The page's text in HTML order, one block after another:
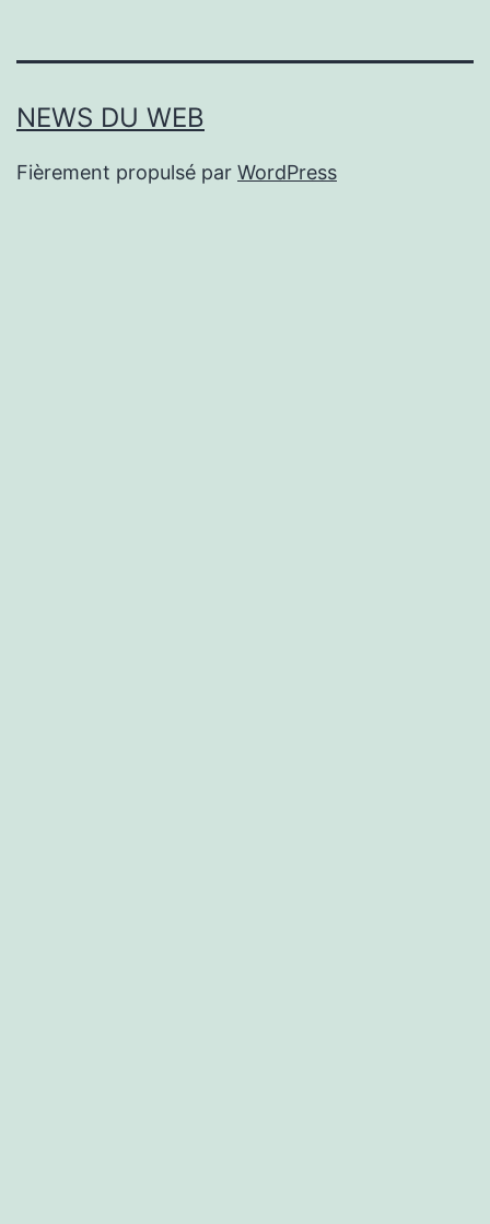
NEWS DU WEB
Fièrement propulsé par WordPress